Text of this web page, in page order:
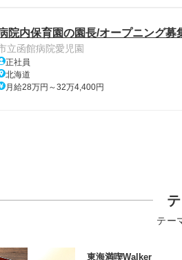
院内保育園の園長/オープニング
立函館病院愛児園
正社員
北海道
月給28万円～32万4,400円
テー
東海満喫Walker